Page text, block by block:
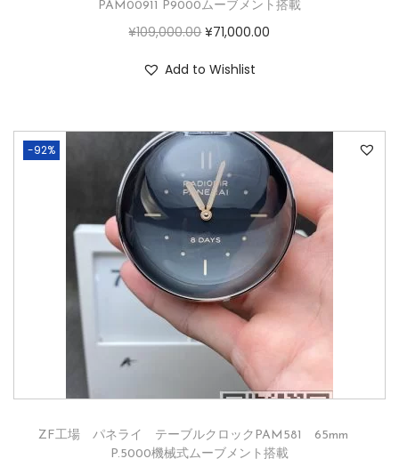
PAM00911 P9000ムーブメント搭載
¥109,000.00 ¥71,000.00
Add to Wishlist
-92%
ZF工場 パネライ テーブルクロックPAM581 65mm
P.5000機械式ムーブメント搭載